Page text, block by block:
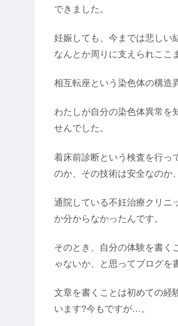
できました。
妊娠しても、今までは悲しい
なんとか周りに支えられここ
相互転座という染色体の構造
わたしが自分の染色体異常を
せんでした。
着床前診断という検査を行っ
のか、その技術は安全なのか
通院している不妊治療クリニ
か分からなかったんです。
そのとき、自分の体験を書く
ゃないか、と思ってブログを
文章を書くことは初めての経
います?今もですが…。